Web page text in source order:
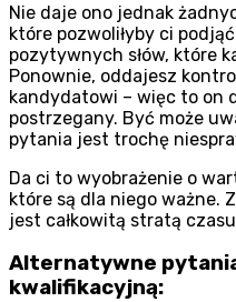
Nie daje ono jednak
które pozwoliłyby ci
pozytywnych słów, które
Ponownie, oddajesz
kandydatowi – więc to on
postrzegany. Być może
pytania jest trochę
Da ci to wyobrażenie o
które są dla niego ważne.
jest całkowitą stratą
Alternatywne
kwalifikacyjną: